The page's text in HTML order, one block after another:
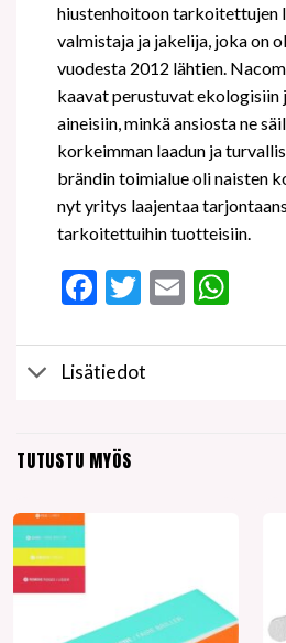
hiustenhoitoon tarkoitettujen
valmistaja ja jakelija, joka on
vuodesta 2012 lähtien.
kaavat perustuvat ekologisiin
aineisiin, minkä ansiosta ne
korkeimman laadun ja
brändin toimialue oli naisten
nyt yritys laajentaa
tarkoitettuihin tuotteisiin.
Facebook
Twitter
Email
Lisätiedot
TUTUSTU MYÖS